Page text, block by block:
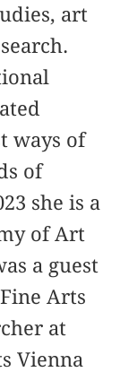
art
ways of
of
she is a
of Art
a guest
Arts
at
Vienna